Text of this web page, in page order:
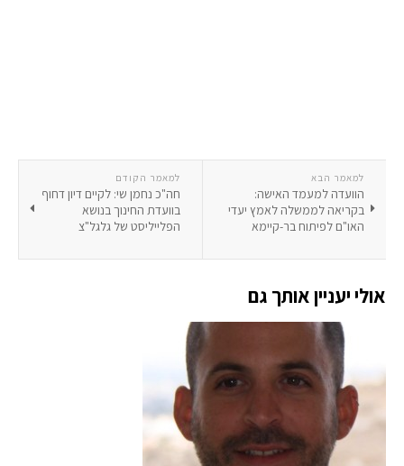
למאמר הקודם
חה"כ נחמן שי: לקיים דיון דחוף
בוועדת החינוך בנושא
הפלייליסט של גלגל"צ
למאמר הבא
הוועדה למעמד האישה:
בקריאה לממשלה לאמץ יעדי
האו"ם לפיתוח בר-קיימא
אולי יעניין אותך גם